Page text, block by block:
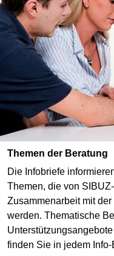
Themen der Beratung
Die Infobriefe
Themen, die von
Zusammenarbeit mit
werden. Thematische
finden Sie in jedem Info-